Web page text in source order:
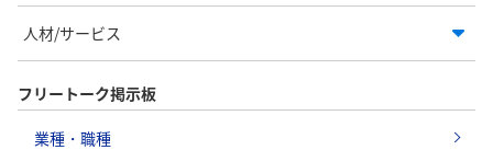
人材/サービス
フリートーク掲示板
業種・職種